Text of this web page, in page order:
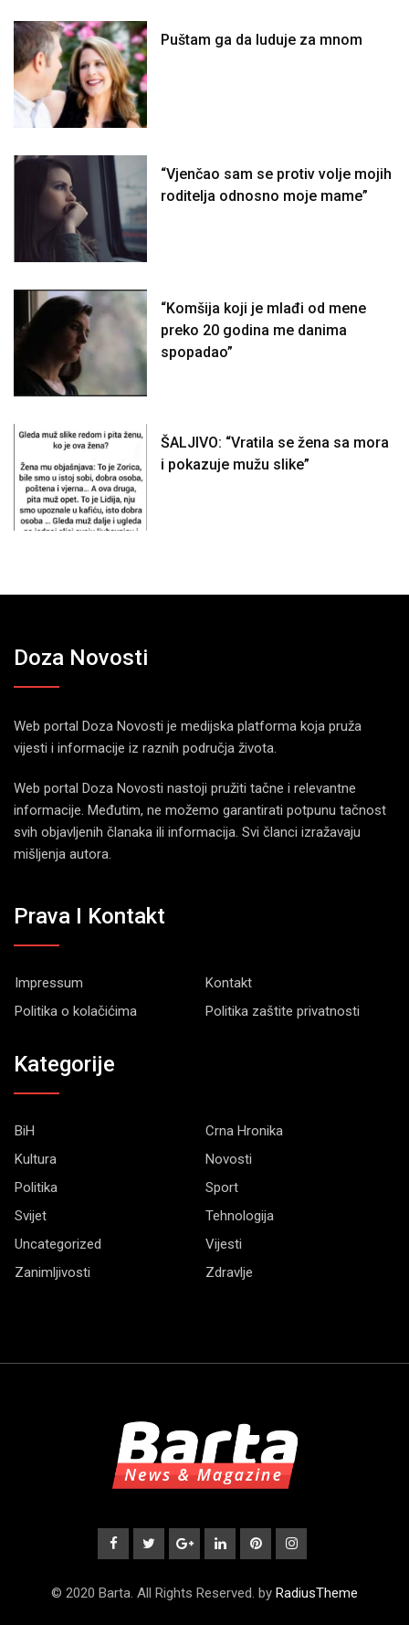
Puštam ga da luduje za mnom
“Vjenčao sam se protiv volje mojih
roditelja odnosno moje mame”
“Komšija koji je mlađi od mene
preko 20 godina me danima
spopadao”
ŠALJIVO: “Vratila se žena sa mora
i pokazuje mužu slike”
Doza Novosti
Web portal Doza Novosti je medijska platforma koja pruža
vijesti i informacije iz raznih područja života.
Web portal Doza Novosti nastoji pružiti tačne i relevantne
informacije. Međutim, ne možemo garantirati potpunu tačnost
svih objavljenih članaka ili informacija. Svi članci izražavaju
mišljenja autora.
Prava I Kontakt
Impressum
Kontakt
Politika o kolačićima
Politika zaštite privatnosti
Kategorije
BiH
Crna Hronika
Kultura
Novosti
Politika
Sport
Svijet
Tehnologija
Uncategorized
Vijesti
Zanimljivosti
Zdravlje
© 2020 Barta. All Rights Reserved. by RadiusTheme